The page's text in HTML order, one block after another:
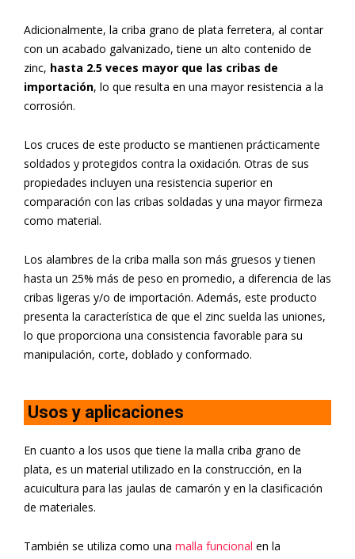
Adicionalmente, la criba grano de plata ferretera, al contar
con un acabado galvanizado, tiene un alto contenido de
zinc, hasta 2.5 veces mayor que las cribas de
importación, lo que resulta en una mayor resistencia a la
corrosión.
Los cruces de este producto se mantienen prácticamente
soldados y protegidos contra la oxidación. Otras de sus
propiedades incluyen una resistencia superior en
comparación con las cribas soldadas y una mayor firmeza
como material.
Los alambres de la criba malla son más gruesos y tienen
hasta un 25% más de peso en promedio, a diferencia de las
cribas ligeras y/o de importación. Además, este producto
presenta la característica de que el zinc suelda las uniones,
lo que proporciona una consistencia favorable para su
manipulación, corte, doblado y conformado.
Usos y aplicaciones
En cuanto a los usos que tiene la malla criba grano de
plata, es un material utilizado en la construcción, en la
acuicultura para las jaulas de camarón y en la clasificación
de materiales.
También se utiliza como una malla funcional en la